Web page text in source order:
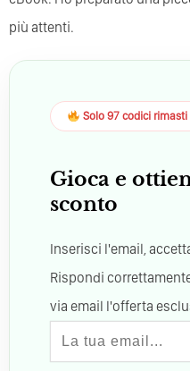
più attenti.
Solo 97 codici rimasti
Gioca e
sconto
Inserisci l'email,
Rispondi
via email l'offerta